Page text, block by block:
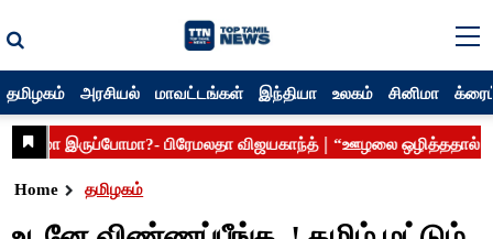
தமிழகம் அரசியல் மாவட்டங்கள் இந்தியா உலகம் சினிமா
Home தமிழகம்